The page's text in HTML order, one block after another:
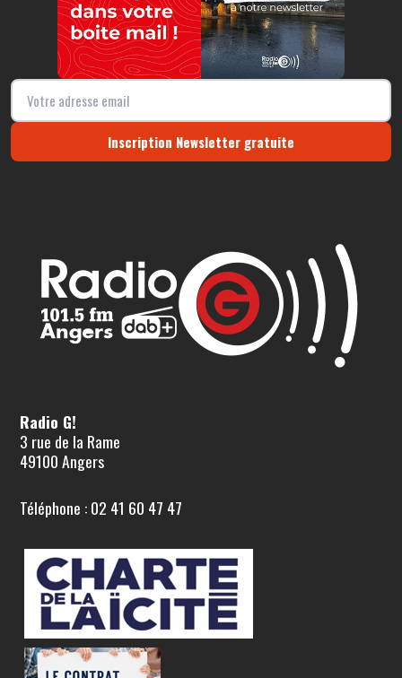
Inscription Newsletter gratuite
Radio G!
3 rue de la Rame
49100 Angers
Téléphone : 02 41 60 47 47